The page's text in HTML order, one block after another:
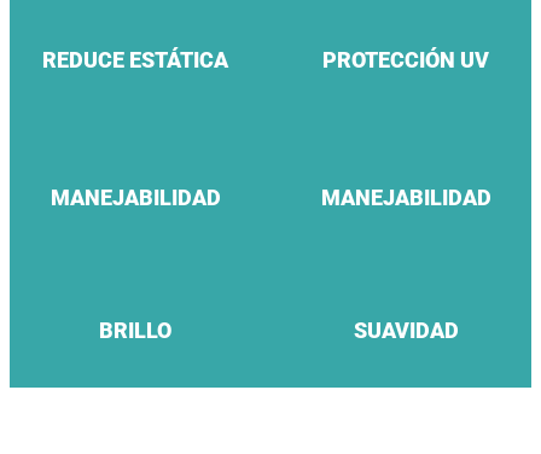
REDUCE ESTÁTICA PROTECCIÓN UV
MANEJABILIDAD MANEJABILIDAD
BRILLO SUAVIDAD